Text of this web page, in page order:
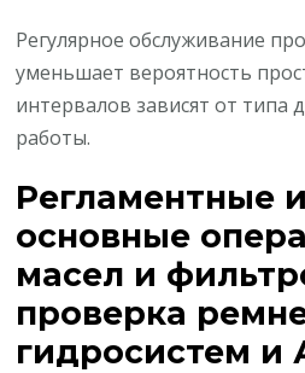
Регулярное обслуживание
уменьшает вероятность
интервалов зависят от типа
работы.
Регламентные
основные
масел и
проверка
гидросистем и